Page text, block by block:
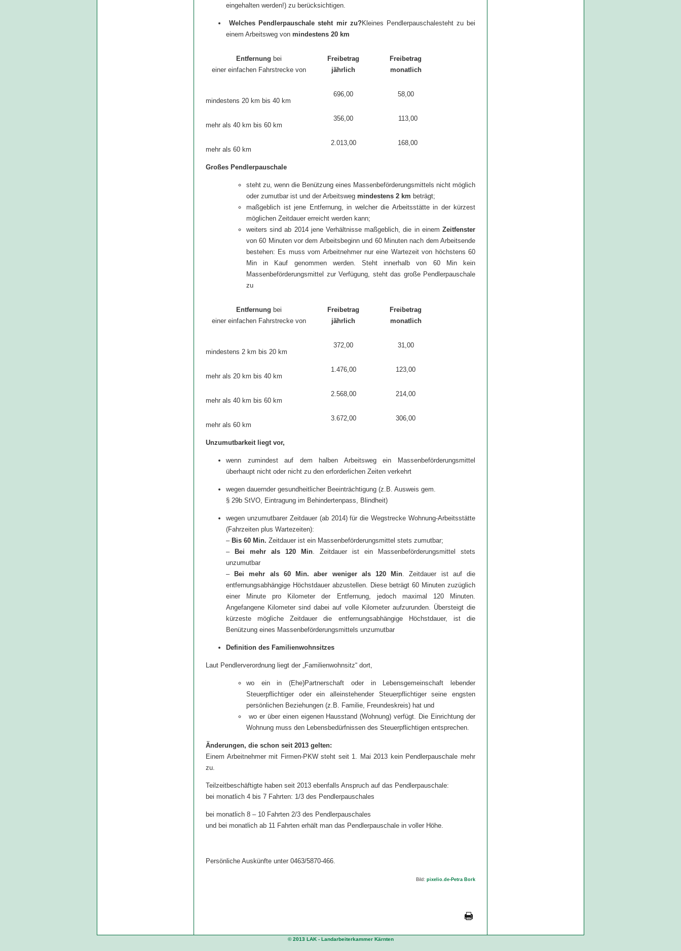
eingehalten werden!) zu berücksichtigen.
Welches Pendlerpauschale steht mir zu?Kleines Pendlerpauschalesteht zu bei
einem Arbeitsweg von mindestens 20 km
Entfernung bei
einer einfachen Fahrstrecke von
Freibetrag
jährlich
Freibetrag
monatlich
mindestens 20 km bis 40 km
696,00 58,00
mehr als 40 km bis 60 km
356,00 113,00
mehr als 60 km
2.013,00 168,00
Großes Pendlerpauschale
steht zu, wenn die Benützung eines Massenbeförderungsmittels nicht möglich
oder zumutbar ist und der Arbeitsweg mindestens 2 km beträgt;
maßgeblich ist jene Entfernung, in welcher die Arbeitsstätte in der kürzest
möglichen Zeitdauer erreicht werden kann;
weiters sind ab 2014 jene Verhältnisse maßgeblich, die in einem Zeitfenster
von 60 Minuten vor dem Arbeitsbeginn und 60 Minuten nach dem Arbeitsende
bestehen: Es muss vom Arbeitnehmer nur eine Wartezeit von höchstens 60
Min in Kauf genommen werden. Steht innerhalb von 60 Min kein
Massenbeförderungsmittel zur Verfügung, steht das große Pendlerpauschale
zu
Entfernung bei
einer einfachen Fahrstrecke von
Freibetrag
jährlich
Freibetrag
monatlich
mindestens 2 km bis 20 km
372,00 31,00
mehr als 20 km bis 40 km
1.476,00 123,00
mehr als 40 km bis 60 km
2.568,00 214,00
mehr als 60 km
3.672,00 306,00
Unzumutbarkeit liegt vor,
wenn zumindest auf dem halben Arbeitsweg ein Massenbeförderungsmittel
überhaupt nicht oder nicht zu den erforderlichen Zeiten verkehrt
wegen dauernder gesundheitlicher Beeinträchtigung (z.B. Ausweis gem.
§ 29b StVO, Eintragung im Behindertenpass, Blindheit)
wegen unzumutbarer Zeitdauer (ab 2014) für die Wegstrecke Wohnung-Arbeitsstätte
(Fahrzeiten plus Wartezeiten):
– Bis 60 Min. Zeitdauer ist ein Massenbeförderungsmittel stets zumutbar;
–
Bei mehr als 120 Min. Zeitdauer ist ein Massenbeförderungsmittel stets
unzumutbar
–
Bei mehr als 60 Min. aber weniger als 120 Min. Zeitdauer ist auf die
entfernungsabhängige Höchstdauer abzustellen. Diese beträgt 60 Minuten zuzüglich
einer Minute pro Kilometer der Entfernung, jedoch maximal 120 Minuten.
Angefangene Kilometer sind dabei auf volle Kilometer aufzurunden. Übersteigt die
kürzeste mögliche Zeitdauer die entfernungsabhängige Höchstdauer, ist die
Benützung eines Massenbeförderungsmittels unzumutbar
Definition des Familienwohnsitzes
Laut Pendlerverordnung liegt der „Familienwohnsitz“ dort,
wo ein in (Ehe)Partnerschaft oder in Lebensgemeinschaft lebender
Steuerpflichtiger oder ein alleinstehender Steuerpflichtiger seine engsten
persönlichen Beziehungen (z.B. Familie, Freundeskreis) hat und
wo er über einen eigenen Hausstand (Wohnung) verfügt. Die Einrichtung der
Wohnung muss den Lebensbedürfnissen des Steuerpflichtigen entsprechen.
Änderungen, die schon seit 2013 gelten:
Einem Arbeitnehmer mit Firmen-PKW steht seit 1. Mai 2013 kein Pendlerpauschale mehr
zu.
Teilzeitbeschäftigte haben seit 2013 ebenfalls Anspruch auf das Pendlerpauschale:
bei monatlich 4 bis 7 Fahrten: 1/3 des Pendlerpauschales
bei monatlich 8 – 10 Fahrten 2/3 des Pendlerpauschales
und bei monatlich ab 11 Fahrten erhält man das Pendlerpauschale in voller Höhe.
Persönliche Auskünfte unter 0463/5870-466.
Bild: pixelio.de-Petra Bork
© 2013 LAK - Landarbeiterkammer Kärnten